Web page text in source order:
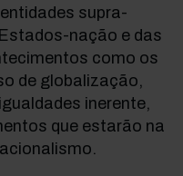
supra-
nação e das
como os
de globalização,
inerente,
que estarão na